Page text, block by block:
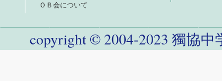
ＯＢ会について
copyright © 2004-2023 獨協中